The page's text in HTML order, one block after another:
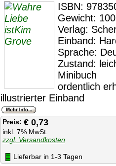
ISBN:
Gewicht:
Verlag:
Einband:
Sprache:
Zustand:
Minibuch
ordentlich
illustrierter Einband
Preis: € 0,73
inkl. 7% MwSt.
zzgl. Versandkosten
Lieferbar in 1-3 Tagen